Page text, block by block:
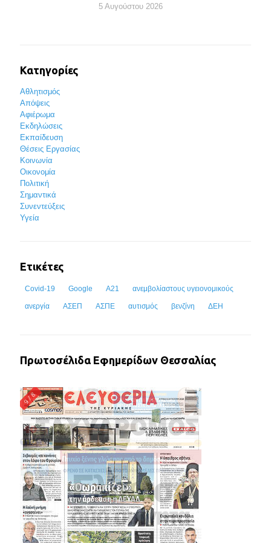
5 Αυγούστου 2026
Κατηγορίες
Αθλητισμός
Απόψεις
Αφιέρωμα
Εκδηλώσεις
Εκπαίδευση
Θέσεις Εργασίας
Κοινωνία
Οικονομία
Πολιτική
Σημαντικά
Συνεντεύξεις
Υγεία
Ετικέτες
Covid-19 Google Α21 ανεμβολίαστους υγειονομικούς
ανεργία ΑΣΕΠ ΑΣΠΕ αυτισμός βενζίνη ΔΕΗ
Πρωτοσέλιδα Εφημερίδων Θεσσαλίας